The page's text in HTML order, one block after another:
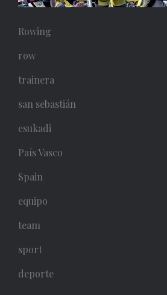
Rowing
row
trainera
san sebastián
esukadi
País Vasco
Spain
equipo
team
sport
deporte